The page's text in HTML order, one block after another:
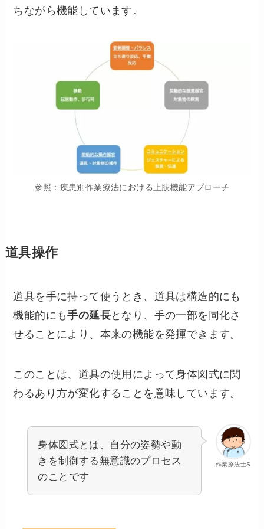
ちながら機能しています。
参照：疾患別作業療法における上肢機能アプローチ
道具操作
道具を手に持って使うとき、道具は構造的にも
機能的にも手の延長となり、手の一部を同化さ
せることにより、本来の機能を発揮できます。
このことは、道具の使用によって身体図式に関
わるあり方が変化することを意味しています。
作業療法士S
身体図式とは、自分の姿勢や動
きを制御する無意識のプロセス
のことです